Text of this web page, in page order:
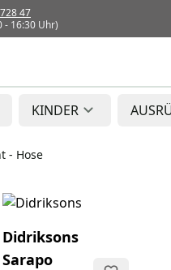
47
- 16:30 Uhr)
KINDER
- Hose
Didriksons
Sarapo